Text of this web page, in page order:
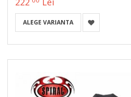
ALEGE VARIANTA